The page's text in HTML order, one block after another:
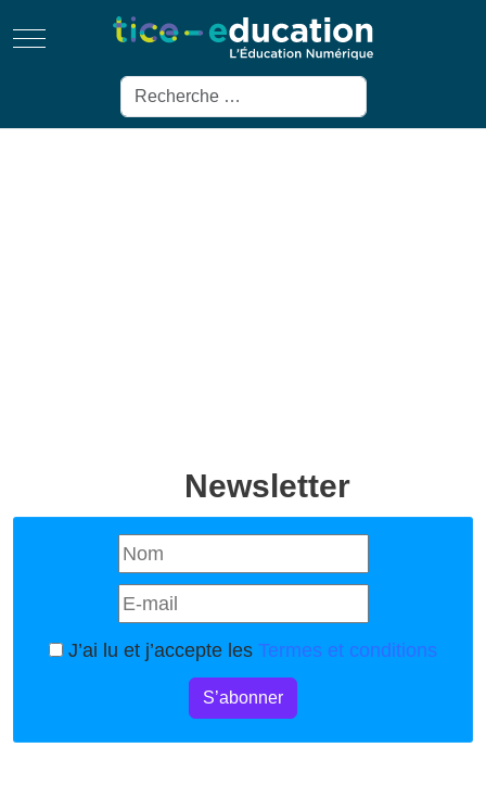
Mobile Menu Toggle
Rechercher
Newsletter
J’ai lu et j’accepte les Termes et conditions
S’abonner